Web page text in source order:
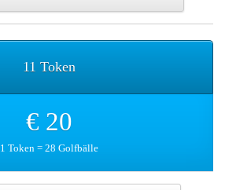
11 Token
€ 20
1 Token = 28 Golfbälle